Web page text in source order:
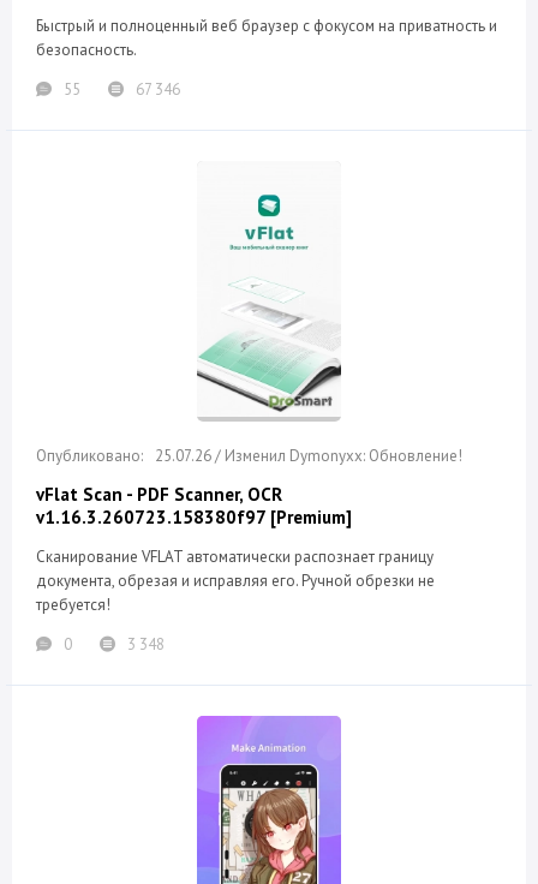
Быстрый и полноценный веб браузер с фокусом на приватность и
безопасность.
55
67 346
25.07.26 / Изменил Dymonyxx: Обновление!
vFlat Scan - PDF Scanner, OCR
v1.16.3.260723.158380f97 [Premium]
Сканирование VFLAT автоматически распознает границу
документа, обрезая и исправляя его. Ручной обрезки не
требуется!
0
3 348